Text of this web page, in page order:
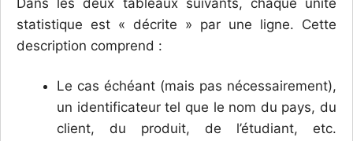
statistique est « décrite » par une ligne. Cette
description comprend :
Le cas échéant (mais pas nécessairement),
un identificateur tel que le nom du pays, du
client, du produit, de l’étudiant, etc.